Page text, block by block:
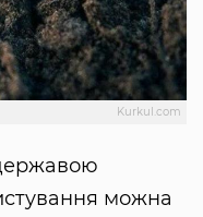
Kurkul.com
можна